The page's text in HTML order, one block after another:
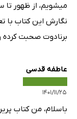
میشویم، از ظهور تا
نگارش این کتاب با
برنادوت صحبت کرده
عاطفه قدسی
۱۴۰۱/۱۱/۲۵
باسلام، من کتاب